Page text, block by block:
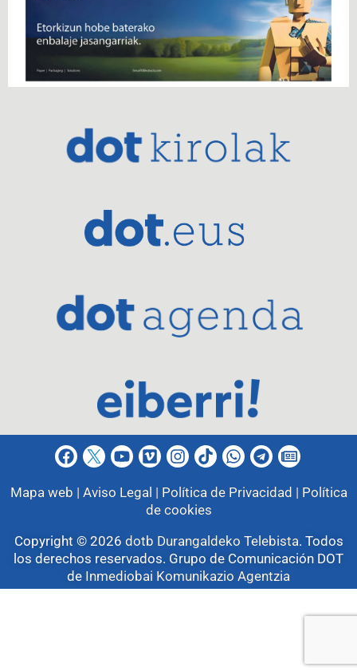
Mapa web | Aviso Legal | Política de Privacidad | Política
de cookies
Copyright © 2026 dotb Durangaldeko Telebista. Todos
los derechos reservados. Grupo de Comunicación DOT
de Inmediobai Komunikazio Agentzia